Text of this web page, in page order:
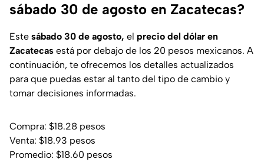
sábado 30 de agosto en Zacatecas?
Este sábado 30 de agosto, el precio del dólar en
Zacatecas está por debajo de los 20 pesos mexicanos. A
continuación, te ofrecemos los detalles actualizados
para que puedas estar al tanto del tipo de cambio y
tomar decisiones informadas.
Compra: $18.28 pesos
Venta: $18.93 pesos
Promedio: $18.60 pesos